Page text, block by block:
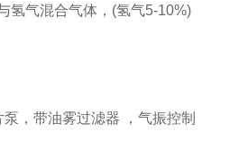
氢气混合气体， (氢气5-10%)
泵，带油雾过滤器 ，气振控制